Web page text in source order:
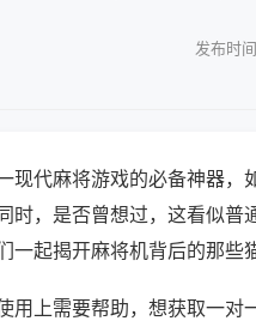
发布时
现代麻将游戏的必备神器，
时，是否曾想过，这看似
一起揭开麻将机背后的那些
用上需要帮助，想获取一对